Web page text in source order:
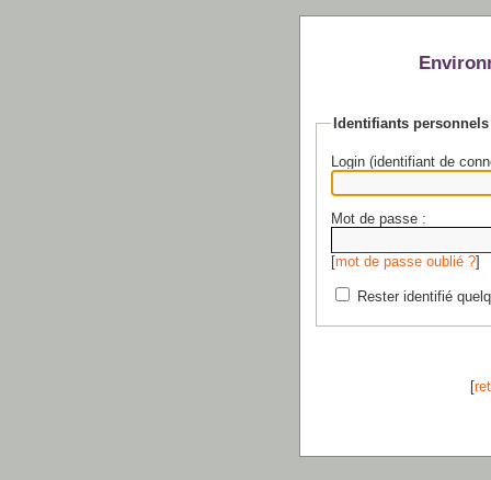
Identifiants personnels
Login (identifiant de
Mot de passe :
[mot de passe oublié ?]
Rester identifié
[